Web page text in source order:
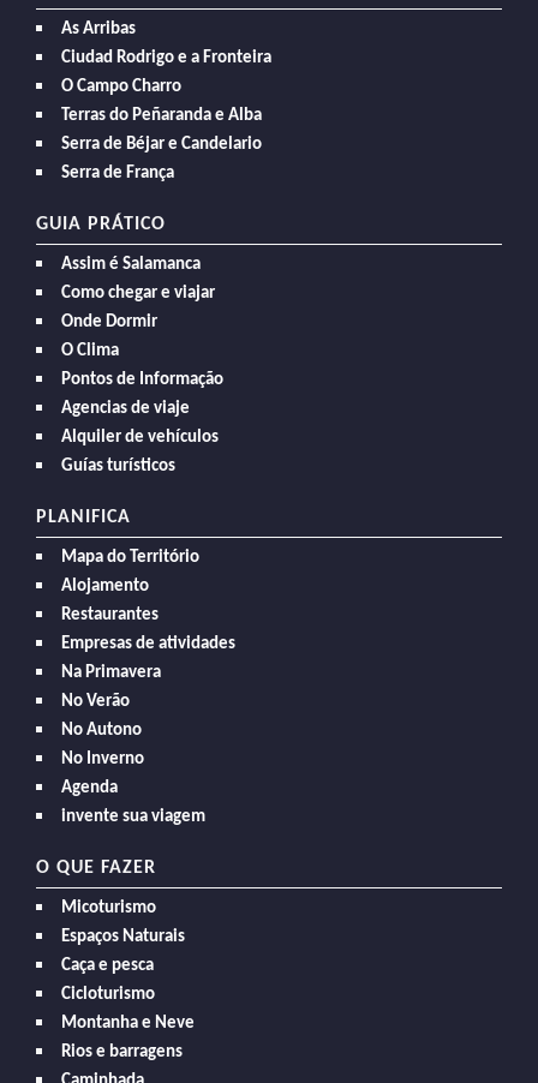
As Arribas
Ciudad Rodrigo e a Fronteira
O Campo Charro
Terras do Peñaranda e Alba
Serra de Béjar e Candelario
Serra de França
GUIA PRÁTICO
Assim é Salamanca
Como chegar e viajar
Onde Dormir
O Clima
Pontos de Informação
Agencias de viaje
Alquiler de vehículos
Guías turísticos
PLANIFICA
Mapa do Território
Alojamento
Restaurantes
Empresas de atividades
Na Primavera
No Verão
No Autono
No Inverno
Agenda
invente sua viagem
O QUE FAZER
Micoturismo
Espaços Naturais
Caça e pesca
Cicloturismo
Montanha e Neve
Rios e barragens